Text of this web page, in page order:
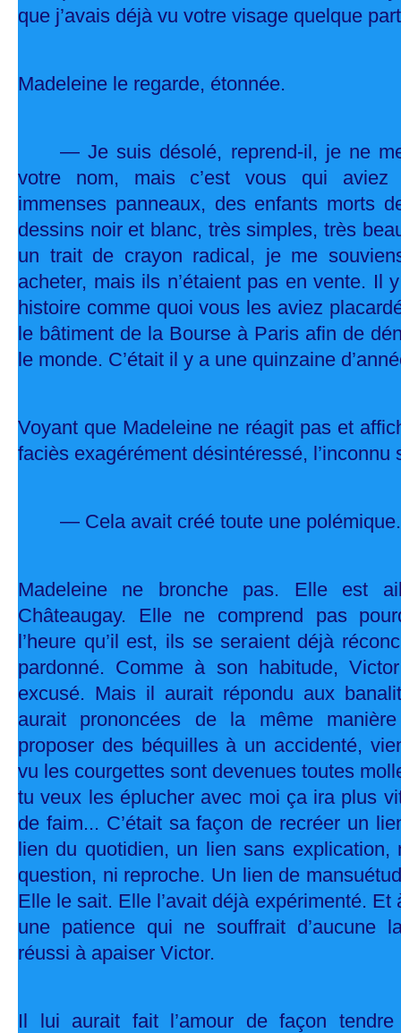
que j’avais déjà vu votre visage quelque
Madeleine le regarde, étonnée.
— Je suis désolé, reprend-il, je ne
votre nom, mais c’est vous qui aviez
immenses panneaux, des enfants morts
dessins noir et blanc, très simples, très
un trait de crayon radical, je me
acheter, mais ils n’étaient pas en vente. Il
histoire comme quoi vous les aviez
le bâtiment de la Bourse à Paris afin de
le monde. C’était il y a une quinzaine
Voyant que Madeleine ne réagit pas et
faciès exagérément désintéressé, l’inconnu
— Cela avait créé toute une polémique.
Madeleine ne bronche pas. Elle est
Châteaugay. Elle ne comprend pas
l’heure qu’il est, ils se seraient déjà
pardonné. Comme à son habitude,
excusé. Mais il aurait répondu aux
aurait prononcées de la même
proposer des béquilles à un accidenté,
vu les courgettes sont devenues toutes
tu veux les éplucher avec moi ça ira plus
de faim... C’était sa façon de recréer un
lien du quotidien, un lien sans explication,
question, ni reproche. Un lien de
Elle le sait. Elle l’avait déjà expérimenté. Et
une patience qui ne souffrait d’aucune
réussi à apaiser Victor.
Il lui aurait fait l’amour de façon